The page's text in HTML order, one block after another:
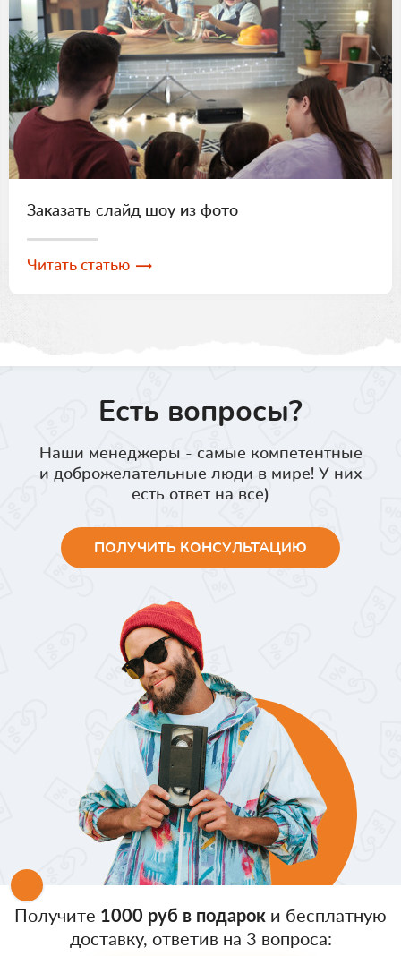
Заказать слайд шоу из фото
Читать статью
Есть вопросы?
Наши менеджеры - самые компетентные
и доброжелательные люди в мире! У них
есть ответ на все)
ПОЛУЧИТЬ КОНСУЛЬТАЦИЮ
Получите 1000 руб в подарок и бесплатную
доставку, ответив на 3 вопроса: